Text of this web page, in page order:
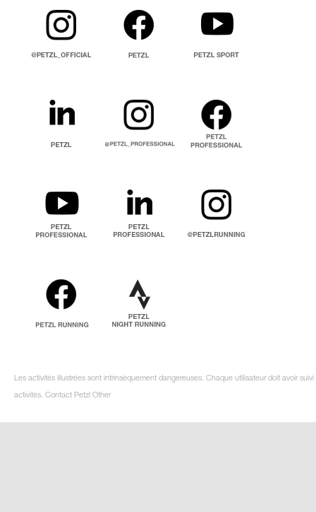
Les activités illustrées sont intrinsèquement dangereuses. Chaque utilisateur doit avoir
activités. Contact Petzl Other